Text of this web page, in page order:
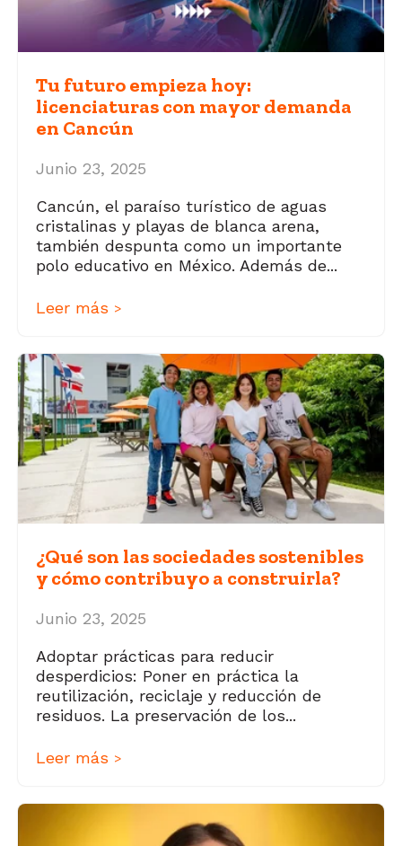
Tu futuro empieza hoy:
licenciaturas con mayor demanda
en Cancún
Junio 23, 2025
Cancún, el paraíso turístico de aguas
cristalinas y playas de blanca arena,
también despunta como un importante
polo educativo en México. Además de...
Leer más >
¿Qué son las sociedades sostenibles
y cómo contribuyo a construirla?
Junio 23, 2025
Adoptar prácticas para reducir
desperdicios: Poner en práctica la
reutilización, reciclaje y reducción de
residuos. La preservación de los...
Leer más >